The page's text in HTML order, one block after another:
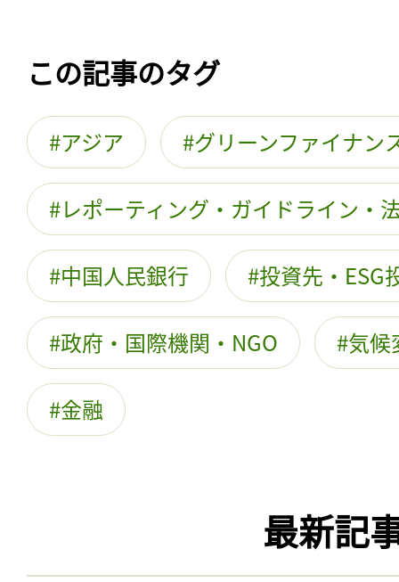
この記事のタグ
アジア グリーンファイナン
レポーティング・ガイドライン・
中国人民銀行 投資先・ESG
政府・国際機関・NGO 気候
金融
最新記